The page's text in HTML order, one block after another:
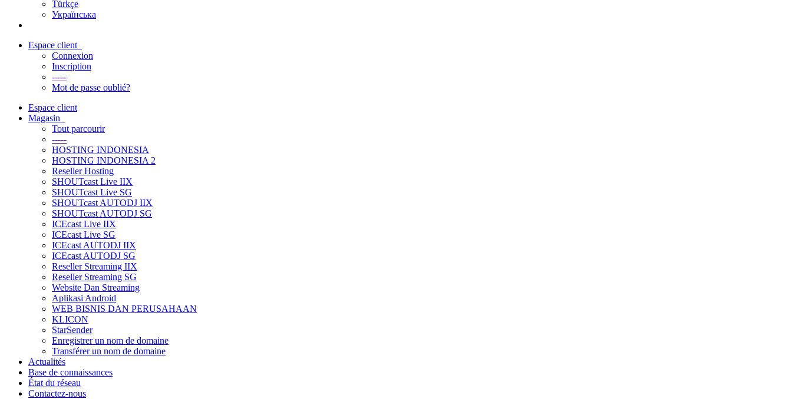
Türkçe
Українська
Espace client
Connexion
Inscription
-----
Mot de passe oublié?
Espace client
Magasin
Tout parcourir
-----
HOSTING INDONESIA
HOSTING INDONESIA 2
Reseller Hosting
SHOUTcast Live IIX
SHOUTcast Live SG
SHOUTcast AUTODJ IIX
SHOUTcast AUTODJ SG
ICEcast Live IIX
ICEcast Live SG
ICEcast AUTODJ IIX
ICEcast AUTODJ SG
Reseller Streaming IIX
Reseller Streaming SG
Website Dan Streaming
Aplikasi Android
WEB BISNIS DAN PERUSAHAAN
KLICON
StarSender
Enregistrer un nom de domaine
Transférer un nom de domaine
Actualités
Base de connaissances
État du réseau
Contactez-nous